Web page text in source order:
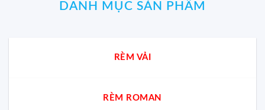
DANH MỤC SẢN PHẨM
RÈM VẢI
RÈM ROMAN